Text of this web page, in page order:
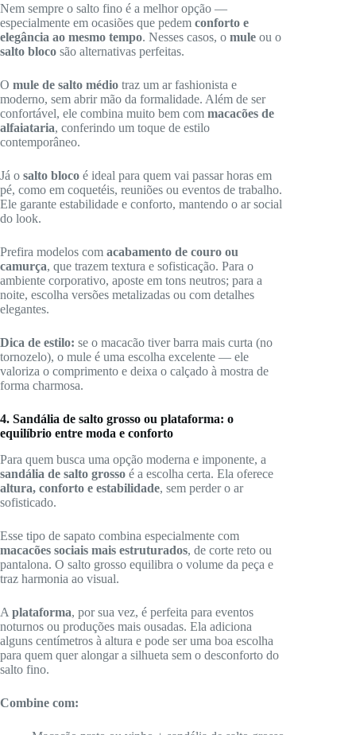
Nem sempre o salto fino é a melhor opção —
especialmente em ocasiões que pedem conforto e
elegância ao mesmo tempo. Nesses casos, o mule ou o
salto bloco são alternativas perfeitas.
O mule de salto médio traz um ar fashionista e
moderno, sem abrir mão da formalidade. Além de ser
confortável, ele combina muito bem com macacões de
alfaiataria, conferindo um toque de estilo
contemporâneo.
Já o salto bloco é ideal para quem vai passar horas em
pé, como em coquetéis, reuniões ou eventos de trabalho.
Ele garante estabilidade e conforto, mantendo o ar social
do look.
Prefira modelos com acabamento de couro ou
camurça, que trazem textura e sofisticação. Para o
ambiente corporativo, aposte em tons neutros; para a
noite, escolha versões metalizadas ou com detalhes
elegantes.
Dica de estilo: se o macacão tiver barra mais curta (no
tornozelo), o mule é uma escolha excelente — ele
valoriza o comprimento e deixa o calçado à mostra de
forma charmosa.
4. Sandália de salto grosso ou plataforma: o
equilíbrio entre moda e conforto
Para quem busca uma opção moderna e imponente, a
sandália de salto grosso é a escolha certa. Ela oferece
altura, conforto e estabilidade, sem perder o ar
sofisticado.
Esse tipo de sapato combina especialmente com
macacões sociais mais estruturados, de corte reto ou
pantalona. O salto grosso equilibra o volume da peça e
traz harmonia ao visual.
A plataforma, por sua vez, é perfeita para eventos
noturnos ou produções mais ousadas. Ela adiciona
alguns centímetros à altura e pode ser uma boa escolha
para quem quer alongar a silhueta sem o desconforto do
salto fino.
Combine com: